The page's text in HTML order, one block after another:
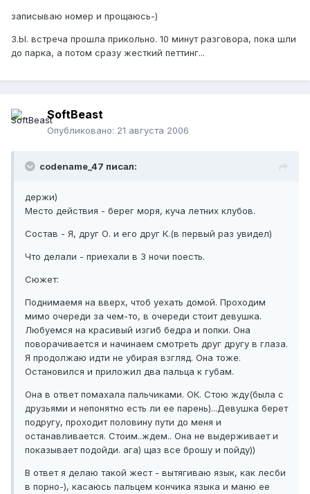
записываю номер и прощаюсь-)
З.Ы. встреча прошла прикольно. 10 минут разговора, пока шли
до парка, а потом сразу жесткий петтинг...
SoftBeast
Опубликовано: 21 августа 2006
codename_47 писал:
держи)
Место действия - берег моря, куча летних клубов.
Состав - Я, друг О. и его друг К.(в первый раз увидел)
Что делали - приехали в 3 ночи поесть.
Сюжет:
Поднимаемя на вверх, чтоб уехать домой. Проходим
мимо очереди за чем-то, в очереди стоит девушка.
Любуемся на красивый изгиб бедра и попки. Она
поворачивается и начинаем смотреть друг другу в глаза.
Я продолжаю идти не убирая взгляд. Она тоже.
Остановился и приложил два пальца к губам.
Она в ответ помахала пальчиками. ОК. Стою жду(была с
друзьями и непонятно есть ли ее парень)...Девушка берет
подругу, проходит половину пути до меня и
останавливается. Стоим..ждем.. Она не выдерживает и
показывает подойди. ага) щаз все брошу и пойду))
В ответ я делаю такой жест - вытягиваю язык, как лесби
в порно-), касаюсь пальцем кончика языка и маню ее